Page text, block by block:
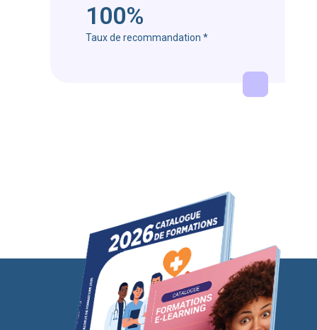
100%
Taux de recommandation *